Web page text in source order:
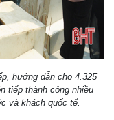
hướng dẫn cho 4.325
tiếp thành công nhiều
và khách quốc tế.